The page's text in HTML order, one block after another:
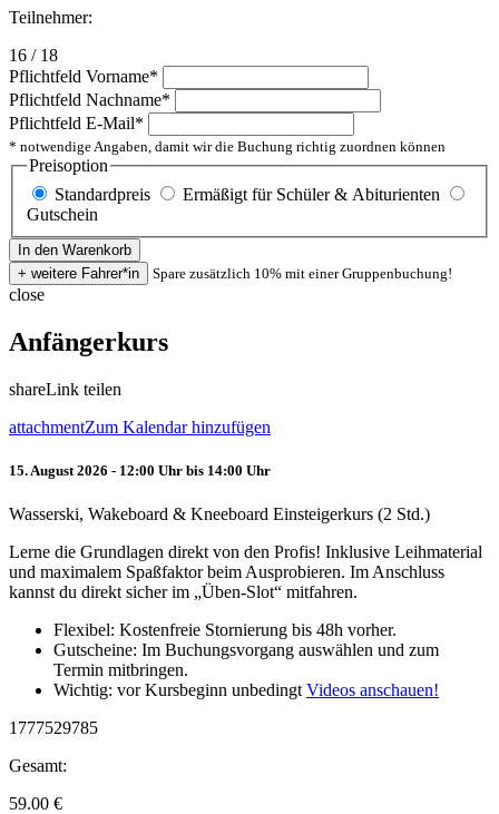
Teilnehmer:
16 / 18
Pflichtfeld Vorname*
Pflichtfeld Nachname*
Pflichtfeld E-Mail*
* notwendige Angaben, damit wir die Buchung richtig zuordnen können
Preisoption
Standardpreis
Ermäßigt für Schüler & Abiturienten
Gutschein
Spare zusätzlich 10% mit einer Gruppenbuchung!
close
Anfängerkurs
shareLink teilen
attachmentZum Kalendar hinzufügen
15. August 2026 - 12:00 Uhr bis 14:00 Uhr
Wasserski, Wakeboard & Kneeboard Einsteigerkurs (2 Std.)
Lerne die Grundlagen direkt von den Profis! Inklusive Leihmaterial
und maximalem Spaßfaktor beim Ausprobieren. Im Anschluss
kannst du direkt sicher im „Üben-Slot“ mitfahren.
Flexibel: Kostenfreie Stornierung bis 48h vorher.
Gutscheine: Im Buchungsvorgang auswählen und zum
Termin mitbringen.
Wichtig: vor Kursbeginn unbedingt Videos anschauen!
1777529785
Gesamt:
59.00 €